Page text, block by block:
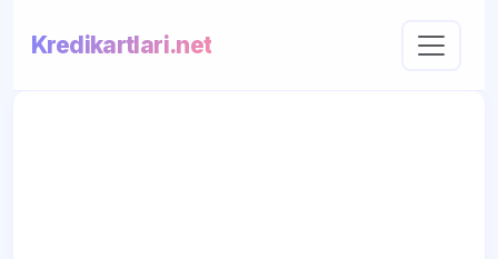
Kredikartlari.net